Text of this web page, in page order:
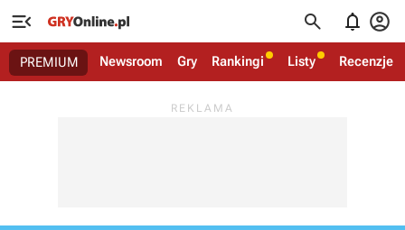
   
PREMIUM Newsroom Gry Rankingi Listy Recenzje